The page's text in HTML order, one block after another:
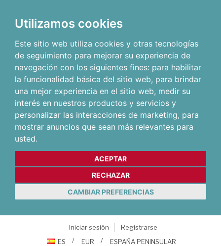
Utilizamos cookies
Este sitio web utiliza cookies y otras tecnologías
de seguimiento para mejorar su experiencia de
navegación con los siguientes fines: para habilitar
la funcionalidad básica del sitio web, para brindar
una mejor experiencia en el sitio web, medir su
interés en nuestros productos y servicios y
personalizar las interacciones de marketing, para
mostrar anuncios que sean más relevantes para
usted.
ACEPTAR
RECHAZAR
CAMBIAR PREFERENCIAS
Iniciar sesión
Registrarse
ES
EUR ESPAÑA PENINSULAR